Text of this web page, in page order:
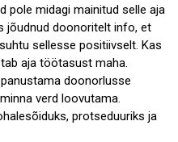
pole midagi mainitud selle aja
jõudnud doonoritelt info, et
sellesse positiivselt. Kas
aja töötasust maha.
doonorlusse
verd loovutama.
protseduuriks ja